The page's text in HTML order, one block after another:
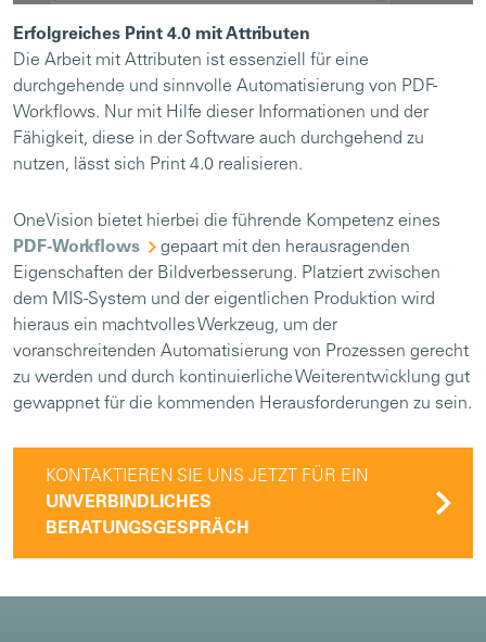
Erfolgreiches Print 4.0 mit Attributen
Die Arbeit mit Attributen ist essenziell für eine
durchgehende und sinnvolle Automatisierung von PDF-
Workflows. Nur mit Hilfe dieser Informationen und der
Fähigkeit, diese in der Software auch durchgehend zu
nutzen, lässt sich Print 4.0 realisieren.
OneVision bietet hierbei die führende Kompetenz eines
PDF-Workflows
gepaart mit den herausragenden
Eigenschaften der Bildverbesserung. Platziert zwischen
dem MIS-System und der eigentlichen Produktion wird
hieraus ein machtvolles Werkzeug, um der
voranschreitenden Automatisierung von Prozessen gerecht
zu werden und durch kontinuierliche Weiterentwicklung gut
gewappnet für die kommenden Herausforderungen zu sein.
KONTAKTIEREN SIE UNS JETZT FÜR EIN
UNVERBINDLICHES
BERATUNGSGESPRÄCH